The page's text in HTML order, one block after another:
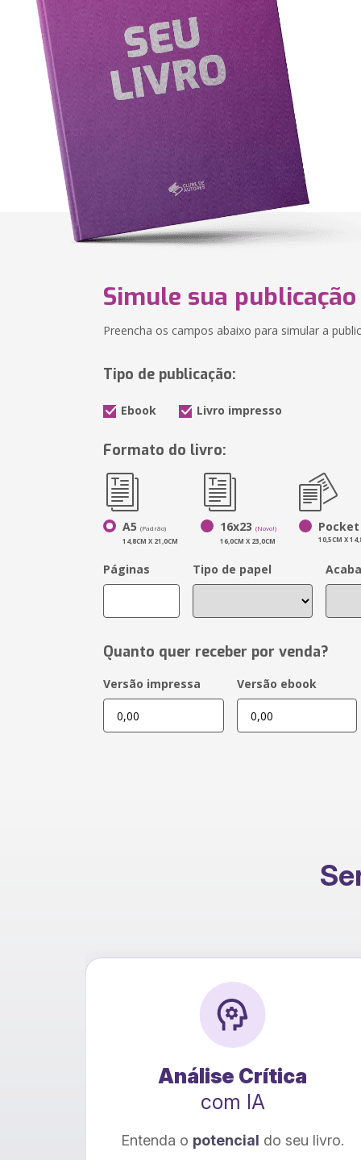
Simule sua publicação
Preencha os campos abaixo para simular a
Tipo de publicação:
Ebook Livro impresso
Formato do livro:
A5(Padrão)
14,8CM X 21,0CM
16x23(Novo!)
16,0CM X 23,0CM
Pocket
10,5CM X
Páginas Tipo de papel
Quanto quer receber por venda?
Versão impressa Versão ebook
Tradução
Seu livro para novos